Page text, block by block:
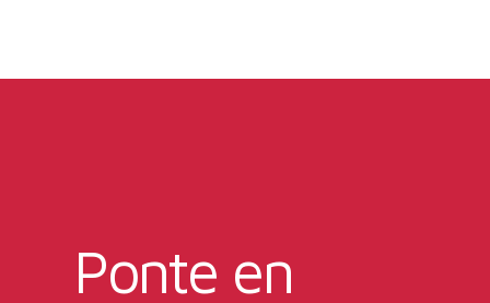
Ponte en